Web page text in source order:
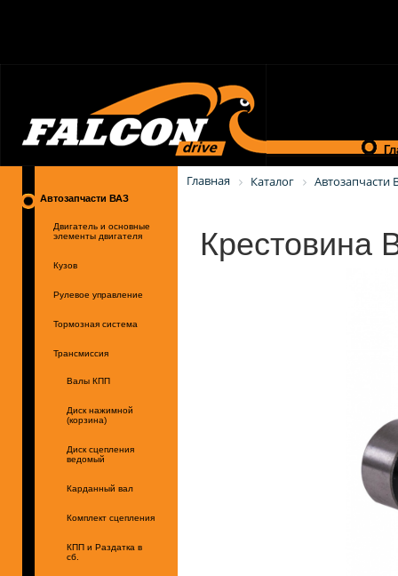
Автозапчасти ВАЗ
Двигатель и основные
элементы двигателя
Кузов
Рулевое управление
Тормозная система
Трансмиссия
Валы КПП
Диск нажимной
(корзина)
Диск сцепления
ведомый
Карданный вал
Комплект сцепления
КПП и Раздатка в
сб.
Главная Каталог Автозапчасти
Крестовина